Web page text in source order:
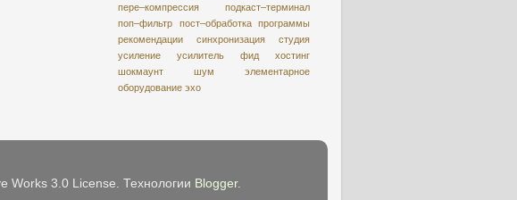
пере–компрессия
подкаст–терминал
поп–фильтр
пост–обработка
программы
рекомендации
синхронизация
студия
усиление
усилитель фид
хостинг
шокмаунт
шум
элементарное
оборудование эхо
Works 3.0 License. Технологии Blogger.